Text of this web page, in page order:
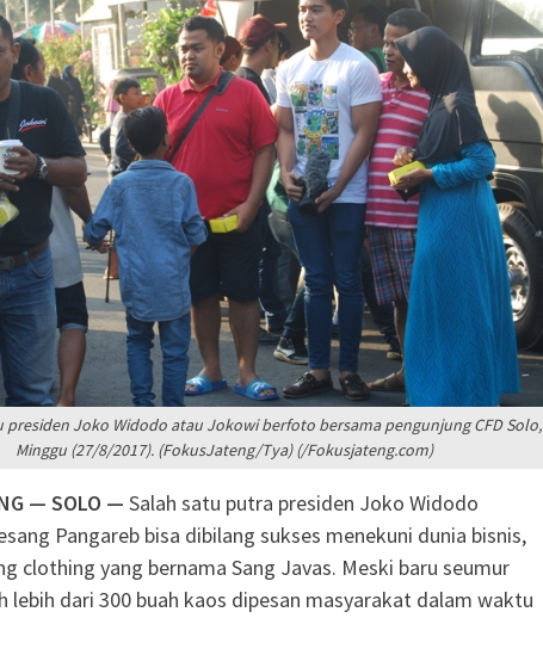
Mandiri di Era Digital
Saat Restoran
Kecil untuk
presiden Joko Widodo atau Jokowi berfoto bersama pengunjung CFD Solo,
Minggu (27/8/2017). (FokusJateng/Tya) (/Fokusjateng.com)
— SOLO — Salah satu putra presiden Joko Widodo
Pangareb bisa dibilang sukses menekuni dunia bisnis,
clothing yang bernama Sang Javas. Meski baru seumur
lebih dari 300 buah kaos dipesan masyarakat dalam waktu